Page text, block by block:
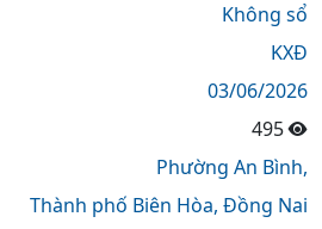
Không sổ
KXĐ
03/06/2026
495
Phường An Bình,
Thành phố Biên Hòa, Đồng Nai